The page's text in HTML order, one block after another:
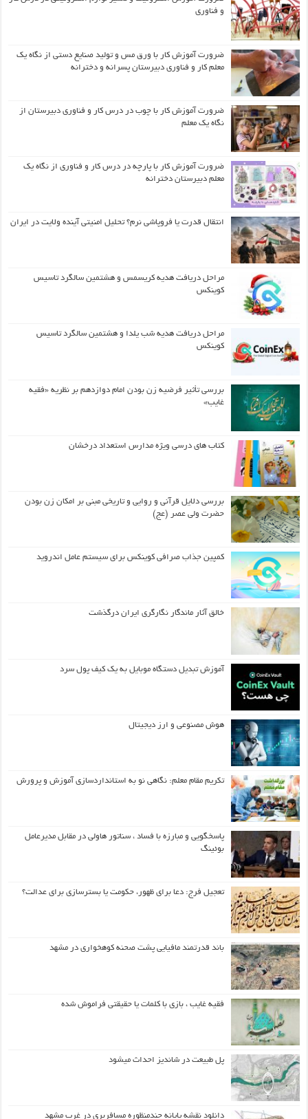
و فناوری
ضرورت آموزش کار با ورق مس و تولید صنایع دستی از نگاه یک
معلم کار و فناوری دبیرستان پسرانه و دخترانه
ضرورت آموزش کار با چوب در درس کار و فناوری دبیرستان از
نگاه یک معلم
ضرورت آموزش کار با پارچه در درس کار و فناوری از نگاه یک
معلم دبیرستان دخترانه
انتقال قدرت یا فروپاشی نرم؟ تحلیل امنیتی آینده ولایت در ایران
مراحل دریافت هدیه کریسمس و هشتمین سالگرد تاسیس
کوینکس
مراحل دریافت هدیه شب یلدا و هشتمین سالگرد تاسیس
کوینکس
بررسی تأثیر فرضیه زن بودن امام دوازدهم بر نظریه «فقیه
غایب»
کتاب های درسی ویژه مدارس استعداد درخشان
بررسی دلایل قرآنی و روایی و تاریخی مبنی بر امکان زن بودن
حضرت ولی عصر (عج)
کمپین جذاب صرافی کوینکس برای سیستم عامل اندروید
خالق آثار ماندگار نگارگری ایران درگذشت
آموزش تبدیل دستگاه موبایل به یک کیف‌ پول سرد
هوش مصنوعی و ارز دیجیتال
تکریم مقام معلم: نگاهی نو به استانداردسازی آموزش و پرورش
پاسخگویی و مبارزه با فساد ، سناتور هاولی در مقابل مدیرعامل
بوئینگ
تعجیل فرج: دعا برای ظهور، حکومت یا بسترسازی برای عدالت؟
باند قدرتمند مافیایی پشت صحنه کوهخواری در مشهد
فقیه غایب ، بازی با کلمات یا حقیقتی فراموش شده
پل طبیعت در شاندیز احداث میشود
دانلود نقشه پایانه چندمنظوره مسافربری در غرب مشهد